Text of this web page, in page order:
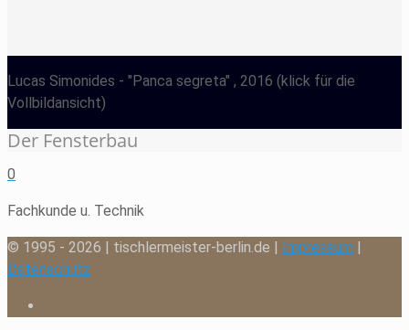
Lucas Simonides - "Panca segreta" , 2016 (klick für die
Vollbildansicht)
Der Fensterbau
0
Fachkunde u. Technik
© 1995 - 2026 | tischlermeister-berlin.de | Impressum
Datenschutz